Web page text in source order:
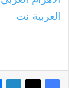
العربية نت